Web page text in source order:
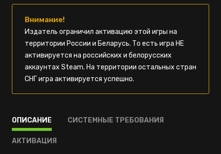
Внимание!
Издатель ограничил активацию этой игры на
территории России и Беларусь. То есть игра НЕ
активируется на российских и белорусских
аккаунтах Steam. На территории остальных стран
СНГ игра активируется успешно.
ОПИСАНИЕ СИСТЕМНЫЕ ТРЕБОВАНИЯ
АКТИВАЦИЯ